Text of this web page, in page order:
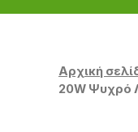
Αρχική
20W Ψυχρό